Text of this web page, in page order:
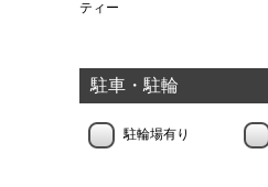
ティー
駐車・駐輪
駐輪場有り